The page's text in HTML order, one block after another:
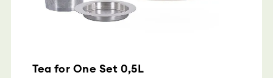
Tea for One Set 0,5L